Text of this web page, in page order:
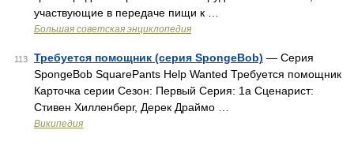
участвующие в передаче пищи к …
Большая советская энциклопедия
113 Требуется помощник (серия SpongeBob) — Серия
SpongeBob SquarePants Help Wanted Требуется помощник
Карточка серии Сезон: Первый Серия: 1a Сценарист:
Стивен Хилленберг, Дерек Драймо …
Википедия